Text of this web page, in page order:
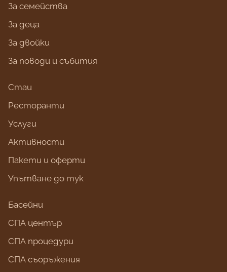
За семейства
За деца
За двойки
За поводи и събития
Стаи
Ресторанти
Услуги
Активности
Пакети и оферти
Упътване до тук
Басейни
СПА център
СПА процедури
СПА съоръжения